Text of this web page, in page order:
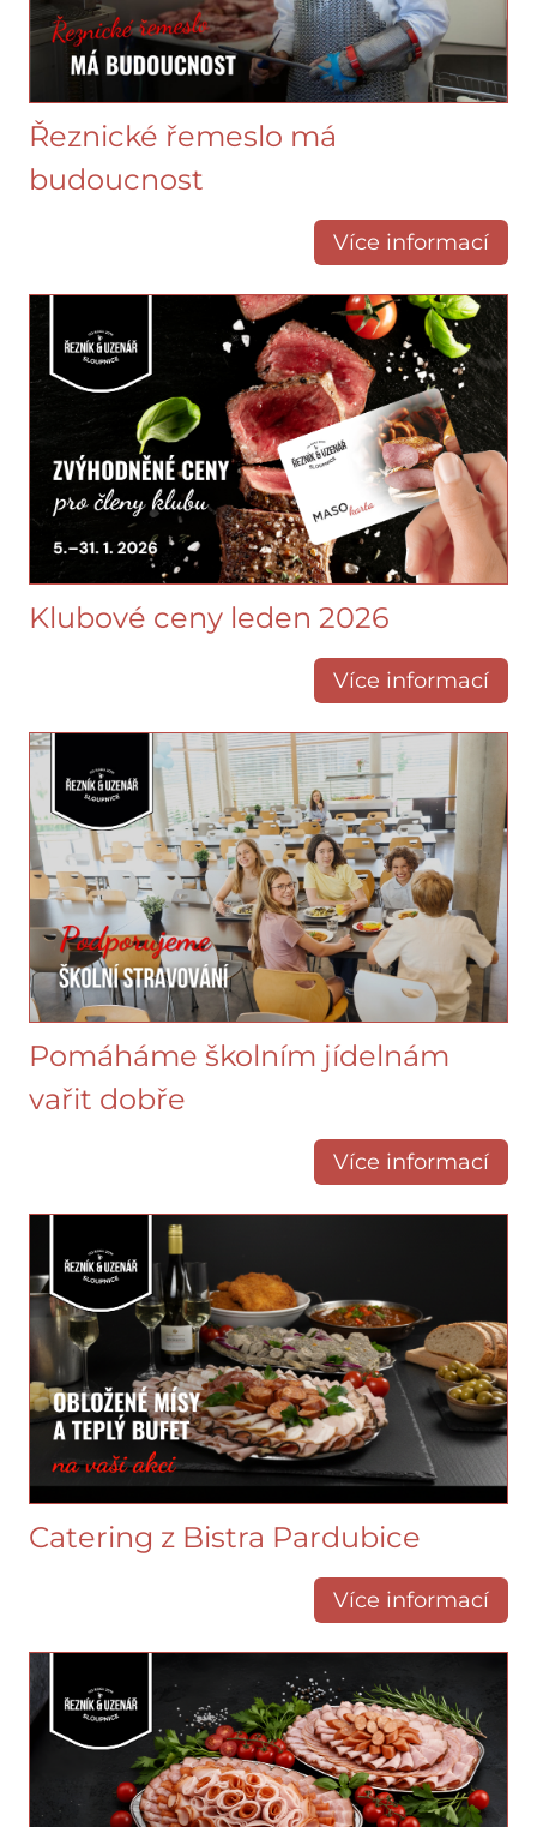
Řeznické řemeslo má
budoucnost
Více informací
Klubové ceny leden 2026
Více informací
Pomáháme školním jídelnám
vařit dobře
Více informací
Catering z Bistra Pardubice
Více informací